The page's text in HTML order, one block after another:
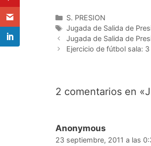
Categorías
S. PRESION
Etiquetas
Jugada de Salida de
Navegación
de
Jugada de Salida de
Ejercicio de fútbol sala:
2 comentarios en
Anonymous
23 septiembre, 2011 a las